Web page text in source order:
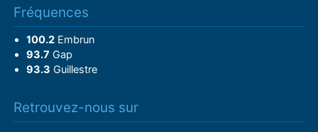
Fréquences
100.2Embrun
93.7 Gap
93.3 Guillestre
Retrouvez-nous sur